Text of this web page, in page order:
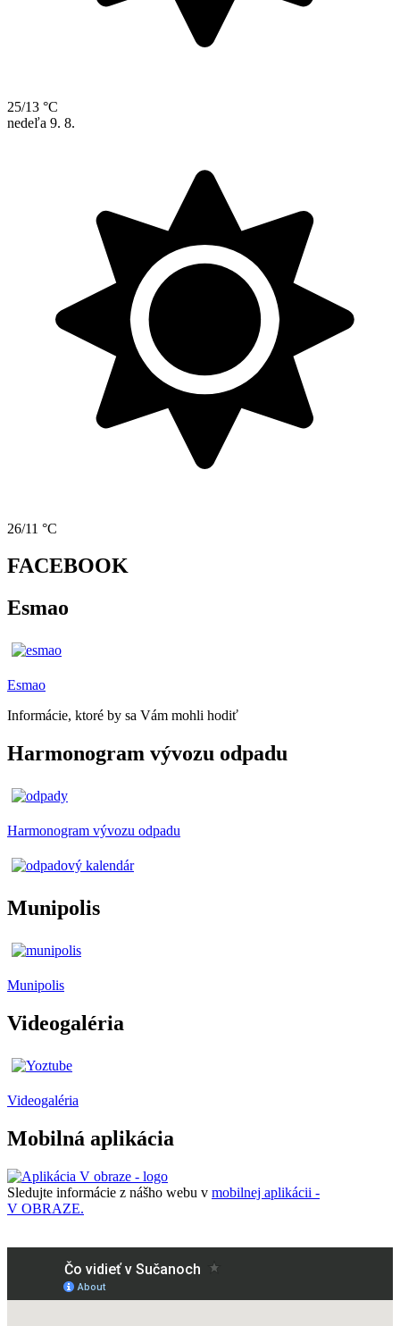
25/13 °C
nedeľa 9. 8.
26/11 °C
FACEBOOK
Esmao
Esmao
Informácie, ktoré by sa Vám mohli hodiť
Harmonogram vývozu odpadu
Harmonogram vývozu odpadu
Munipolis
Munipolis
Videogaléria
Videogaléria
Mobilná aplikácia
Sledujte informácie z nášho webu v mobilnej aplikácii -
V OBRAZE.